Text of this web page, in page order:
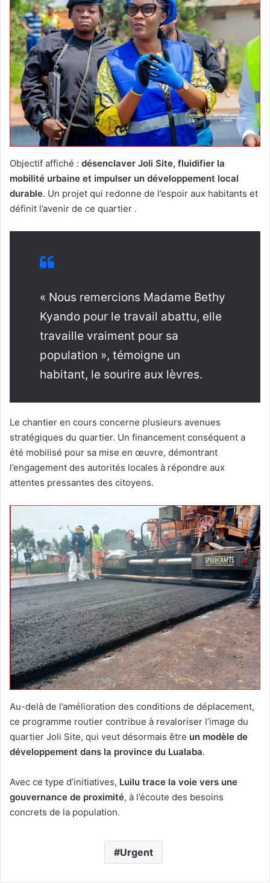
Objectif affiché : désenclaver Joli Site, fluidifier la
mobilité urbaine et impulser un développement local
durable. Un projet qui redonne de l’espoir aux habitants et
définit l’avenir de ce quartier .
« Nous remercions Madame Bethy
Kyando pour le travail abattu, elle
travaille vraiment pour sa
population », témoigne un
habitant, le sourire aux lèvres.
Le chantier en cours concerne plusieurs avenues
stratégiques du quartier. Un financement conséquent a
été mobilisé pour sa mise en œuvre, démontrant
l’engagement des autorités locales à répondre aux
attentes pressantes des citoyens.
Au-delà de l’amélioration des conditions de déplacement,
ce programme routier contribue à revaloriser l’image du
quartier Joli Site, qui veut désormais être un modèle de
développement dans la province du Lualaba.
Avec ce type d’initiatives, Luilu trace la voie vers une
gouvernance de proximité, à l’écoute des besoins
concrets de la population.
Urgent